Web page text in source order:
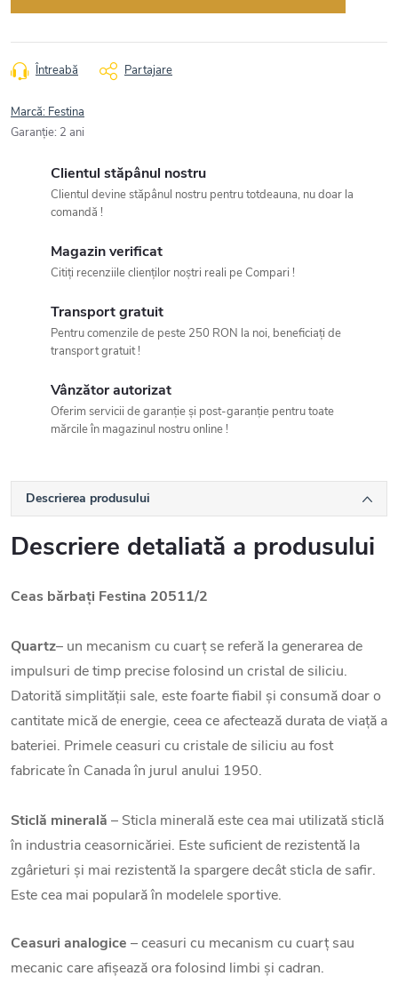
Întreabă Partajare
Marcă: Festina
Garanţie: 2 ani
Clientul stăpânul nostru
Clientul devine stăpânul nostru pentru totdeauna, nu doar la
comandă !
Magazin verificat
Citiți recenziile clienților noștri reali pe Compari !
Transport gratuit
Pentru comenzile de peste 250 RON la noi, beneficiați de
transport gratuit !
Vânzător autorizat
Oferim servicii de garanție și post-garanție pentru toate
mărcile în magazinul nostru online !
Descrierea produsului
Descriere detaliată a produsului
Ceas bărbați Festina 20511/2
Quartz– un mecanism cu cuarț se referă la generarea de
impulsuri de timp precise folosind un cristal de siliciu.
Datorită simplității sale, este foarte fiabil și consumă doar o
cantitate mică de energie, ceea ce afectează durata de viață a
bateriei. Primele ceasuri cu cristale de siliciu au fost
fabricate în Canada în jurul anului 1950.
Sticlă minerală – Sticla minerală este cea mai utilizată sticlă
în industria ceasornicăriei. Este suficient de rezistentă la
zgârieturi și mai rezistentă la spargere decât sticla de safir.
Este cea mai populară în modelele sportive.
Ceasuri analogice – ceasuri cu mecanism cu cuarț sau
mecanic care afișează ora folosind limbi și cadran.